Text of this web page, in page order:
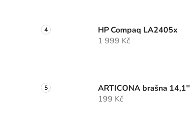
HP Compaq LA2405x
1 999 Kč
ARTICONA brašna 14,1''
199 Kč